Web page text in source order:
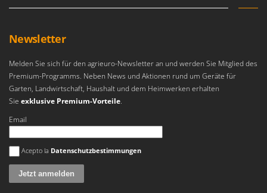
Staubsauger - Elektrobesen
T
Teppichreiniger und Teppichbodenreiniger
Thermische und mechanische Unkrautbrenner
Tragbare Powerstationen
Umfüllpumpen
Infaco
Intex
Iseki
Italyco
ITM
J
K
KAAZ
Karcher
Newsletter
Melden Sie sich für den agrieuro-Newsletter an und werden Sie Mitglied des
Premium-Programms. Neben News und Aktionen rund um Geräte für
Garten, Landwirtschaft, Haushalt und dem Heimwerken erhalten
Sie exklusive Premium-Vorteile.
Email
Es ist ein Fehler aufgetreten
Acepto la Datenschutzbestimmungen